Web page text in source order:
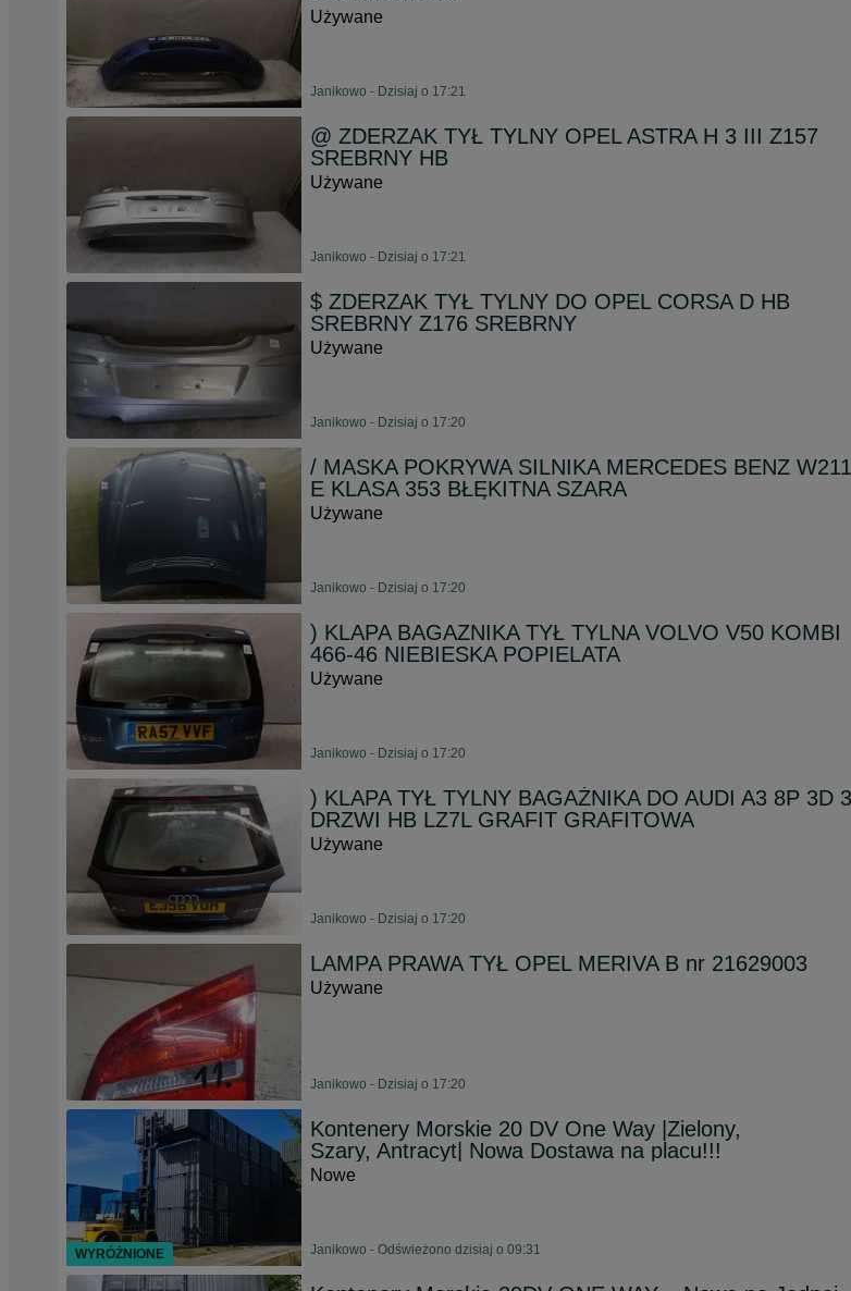
Używane
Janikowo - Dzisiaj o 17:21
@ ZDERZAK TYŁ TYLNY OPEL ASTRA H 3 III Z157
SREBRNY HB
Używane
Janikowo - Dzisiaj o 17:21
$ ZDERZAK TYŁ TYLNY DO OPEL CORSA D HB
SREBRNY Z176 SREBRNY
Używane
Janikowo - Dzisiaj o 17:20
/ MASKA POKRYWA SILNIKA MERCEDES BENZ W211
E KLASA 353 BŁĘKITNA SZARA
Używane
Janikowo - Dzisiaj o 17:20
) KLAPA BAGAZNIKA TYŁ TYLNA VOLVO V50 KOMBI
466-46 NIEBIESKA POPIELATA
Używane
Janikowo - Dzisiaj o 17:20
) KLAPA TYŁ TYLNY BAGAŻNIKA DO AUDI A3 8P 3D 3
DRZWI HB LZ7L GRAFIT GRAFITOWA
Używane
Janikowo - Dzisiaj o 17:20
LAMPA PRAWA TYŁ OPEL MERIVA B nr 21629003
Używane
Janikowo - Dzisiaj o 17:20
Kontenery Morskie 20 DV One Way |Zielony,
Szary, Antracyt| Nowa Dostawa na placu!!!
Nowe
Janikowo - Odświeżono dzisiaj o 09:31
WYRÓŻNIONE